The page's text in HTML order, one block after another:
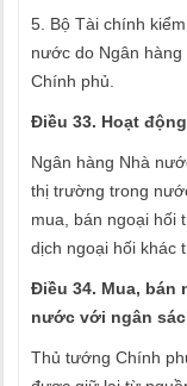
5. Bộ Tài chính
nước do Ngân
Chính phủ.
Điều 33. Hoạt
Ngân hàng Nhà
thị trường trong
mua, bán ngoại hối
dịch ngoại hối khác
Điều 34. Mua, bán
nước với ngân
Thủ tướng Chính